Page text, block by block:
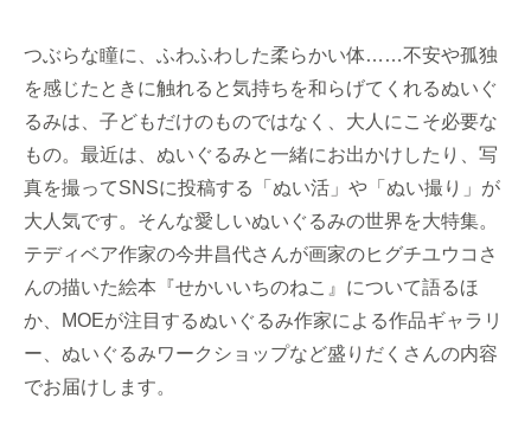
つぶらな瞳に、ふわふわした柔らかい体……不安や孤独
を感じたときに触れると気持ちを和らげてくれるぬいぐ
るみは、子どもだけのものではなく、大人にこそ必要な
もの。最近は、ぬいぐるみと一緒にお出かけしたり、写
真を撮ってSNSに投稿する「ぬい活」や「ぬい撮り」が
大人気です。そんな愛しいぬいぐるみの世界を大特集。
テディベア作家の今井昌代さんが画家のヒグチユウコさ
んの描いた絵本『せかいいちのねこ』について語るほ
か、MOEが注目するぬいぐるみ作家による作品ギャラリ
ー、ぬいぐるみワークショップなど盛りだくさんの内容
でお届けします。